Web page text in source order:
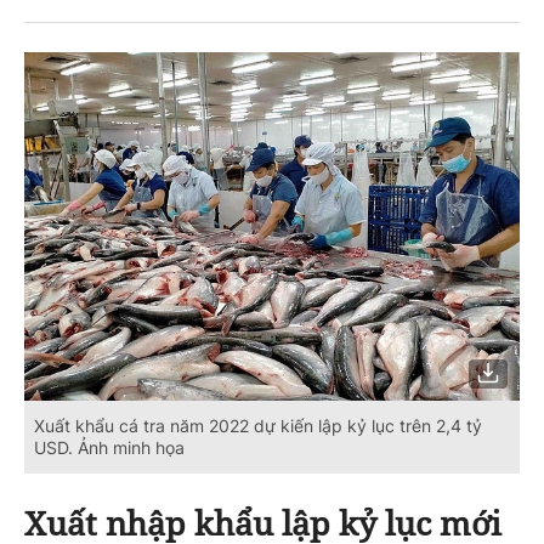
Xuất khẩu cá tra năm 2022 dự kiến lập kỷ lục trên 2,4 tỷ
USD. Ảnh minh họa
Xuất nhập khẩu lập kỷ lục mới